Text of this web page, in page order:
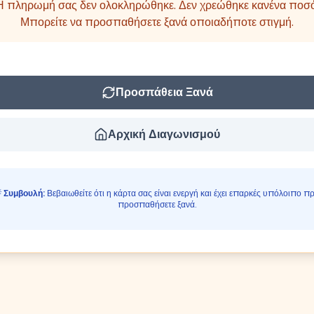
πληρωμή σας δεν ολοκληρώθηκε. Δεν χρεώθηκε κανένα
Μπορείτε να προσπαθήσετε ξανά οποιαδήποτε στιγμή.
Προσπάθεια Ξανά
Αρχική Διαγωνισμού
Συμβουλή: Βεβαιωθείτε ότι η κάρτα σας είναι ενεργή και έχει επαρκές υπόλοιπο
προσπαθήσετε ξανά.